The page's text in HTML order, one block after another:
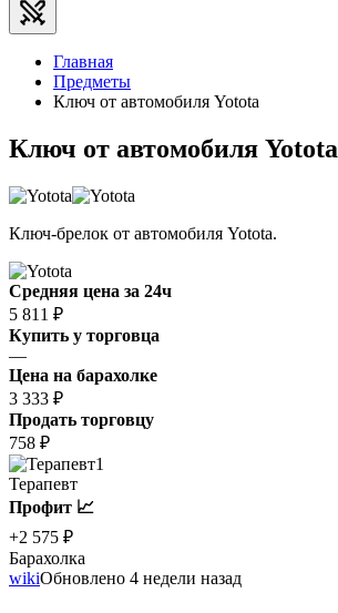
Главная
Предметы
Ключ от автомобиля Yotota
Ключ от автомобиля
Ключ-брелок от автомобиля Yotota.
Средняя цена за 24ч
5 811 ₽
Купить у торговца
—
Цена на барахолке
3 333 ₽
Продать торговцу
758 ₽
1
Терапевт
Профит 📈
+2 575 ₽
Барахолка
wikiОбновлено 4 недели назад